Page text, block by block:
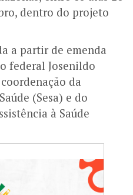
dentro do projeto
a partir de emenda
federal Josenildo
da
(Sesa) e do
à Saúde